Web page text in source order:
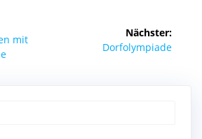
mit
Nächster:
Nächster
Dorfolympiade